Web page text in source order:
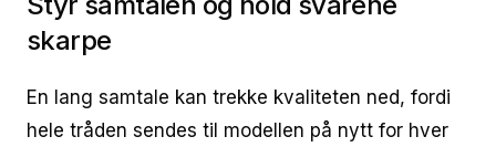
skarpe
En lang samtale kan trekke kvaliteten ned, fordi
hele tråden sendes til modellen på nytt for hver